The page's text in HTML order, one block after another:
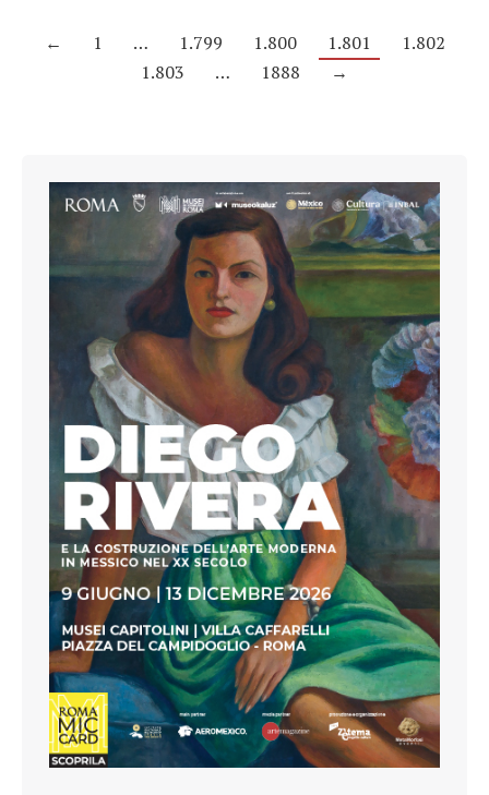
← 1 … 1.799 1.800 1.801
1.802
1.803
… 1888 →